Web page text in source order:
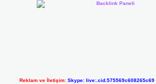
Reklam ve İletişim: Skype: live:.cid.575569c608265c69